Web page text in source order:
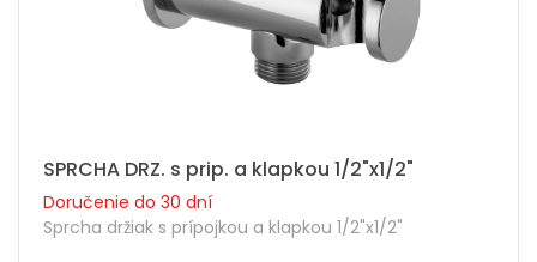
SPRCHA DRZ. s prip. a klapkou 1/2"x1/2"
Doručenie do 30 dní
Sprcha držiak s prípojkou a klapkou 1/2"x1/2"